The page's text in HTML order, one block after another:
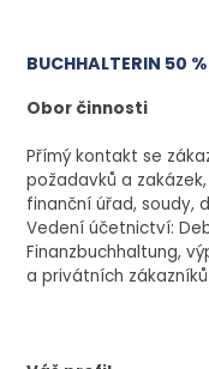
BUCHHALTERIN 50 %
Obor činnosti
Přímý kontakt se
požadavků a
finanční úřad, soudy,
Vedení účetnictví:
Finanzbuchhaltung,
a privátních